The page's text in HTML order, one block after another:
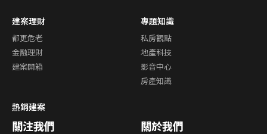
建案理財
都更危老
金融理財
建案開箱
專題知識
私房觀點
地產科技
影音中心
房產知識
熱銷建案
關注我們 關於我們